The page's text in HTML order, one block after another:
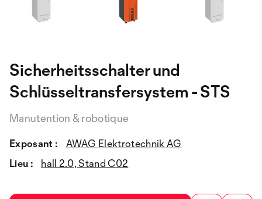
Sicherheitsschalter und
Schlüsseltransfersystem - STS
Manutention & robotique
Exposant :
AWAG Elektrotechnik AG
Lieu :
hall 2.0, Stand C02